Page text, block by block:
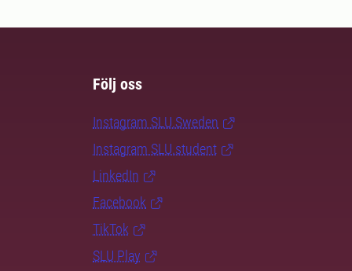
Följ oss
Instagram SLU.Sweden
Instagram SLU.student
LinkedIn
Facebook
TikTok
SLU Play